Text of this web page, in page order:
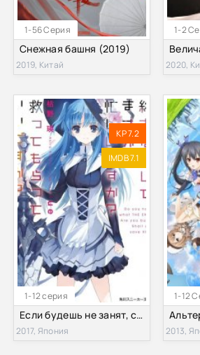
1-56 Серия
Снежная башня (2019)
2019, Китай
1-2
2020,
1-12 серия
KP 7.2
IMDB 7.1
Если будешь не занят, спасёшь меня от апокалипсиса? (2017)
2017, Япония
1-12
2013,